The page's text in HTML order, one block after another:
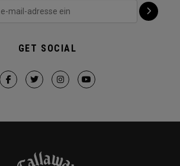
GET SOCIAL